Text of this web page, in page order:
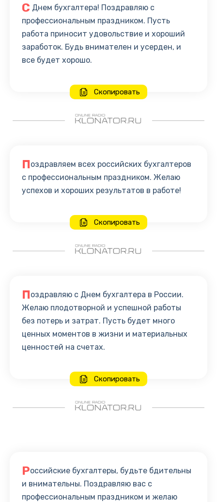
С Днем бухгалтера! Поздравляю с
профессиональным праздником. Пусть
работа приносит удовольствие и хороший
заработок. Будь внимателен и усерден, и
все будет хорошо.
Скопировать
Поздравляем всех российских бухгалтеров
с профессиональным праздником. Желаю
успехов и хороших результатов в работе!
Скопировать
Поздравляю с Днем бухгалтера в России.
Желаю плодотворной и успешной работы
без потерь и затрат. Пусть будет много
ценных моментов в жизни и материальных
ценностей на счетах.
Скопировать
Российские бухгалтеры, будьте бдительны
и внимательны. Поздравляю вас с
профессиональным праздником и желаю